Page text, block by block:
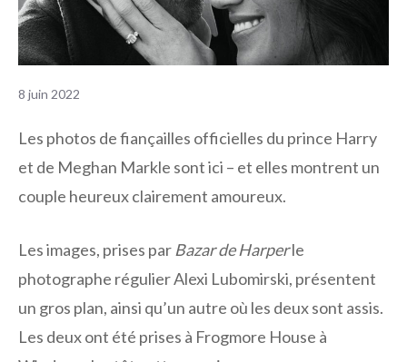
8 juin 2022
Les photos de fiançailles officielles du prince Harry
et de Meghan Markle sont ici – et elles montrent un
couple heureux clairement amoureux.
Les images, prises par Bazar de Harperle
photographe régulier Alexi Lubomirski, présentent
un gros plan, ainsi qu’un autre où les deux sont assis.
Les deux ont été prises à Frogmore House à